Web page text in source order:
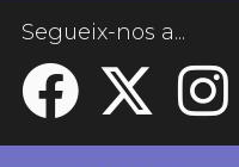
Segueix-nos a...